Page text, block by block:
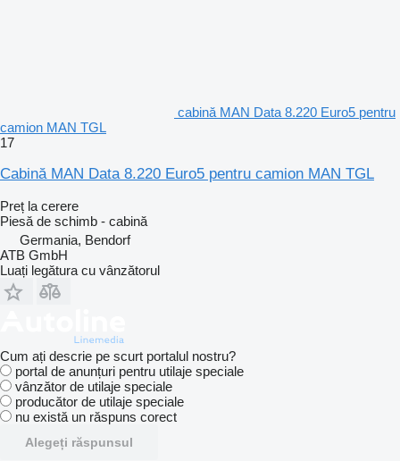
cabină MAN Data 8.220 Euro5 pentru
camion MAN TGL
17
Cabină MAN Data 8.220 Euro5 pentru camion MAN TGL
Preț la cerere
Piesă de schimb - cabină
Germania, Bendorf
ATB GmbH
Luați legătura cu vânzătorul
Cum ați descrie pe scurt portalul nostru?
portal de anunțuri pentru utilaje speciale
vânzător de utilaje speciale
producător de utilaje speciale
nu există un răspuns corect
Alegeți răspunsul